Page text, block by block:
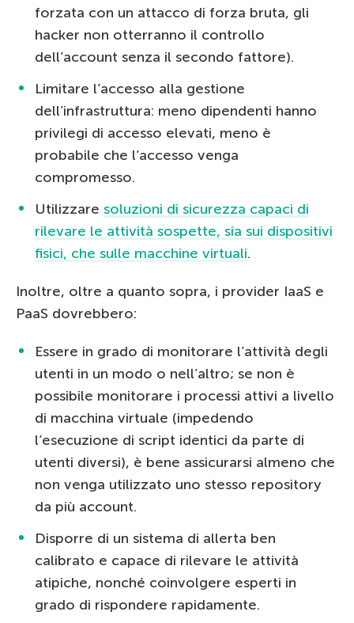
forzata con un attacco di forza bruta, gli
hacker non otterranno il controllo
dell’account senza il secondo fattore).
Limitare l’accesso alla gestione
dell’infrastruttura: meno dipendenti hanno
privilegi di accesso elevati, meno è
probabile che l’accesso venga
compromesso.
Utilizzare soluzioni di sicurezza capaci di
rilevare le attività sospette, sia sui dispositivi
fisici, che sulle macchine virtuali.
Inoltre, oltre a quanto sopra, i provider IaaS e
PaaS dovrebbero:
Essere in grado di monitorare l’attività degli
utenti in un modo o nell’altro; se non è
possibile monitorare i processi attivi a livello
di macchina virtuale (impedendo
l’esecuzione di script identici da parte di
utenti diversi), è bene assicurarsi almeno che
non venga utilizzato uno stesso repository
da più account.
Disporre di un sistema di allerta ben
calibrato e capace di rilevare le attività
atipiche, nonché coinvolgere esperti in
grado di rispondere rapidamente.